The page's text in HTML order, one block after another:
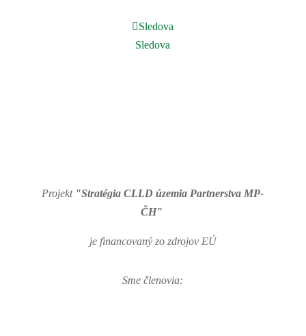
Sledova
Sledova
Projekt "Stratégia CLLD územia Partnerstva MP-
ČH"
je financovaný zo zdrojov EÚ
Sme členovia: